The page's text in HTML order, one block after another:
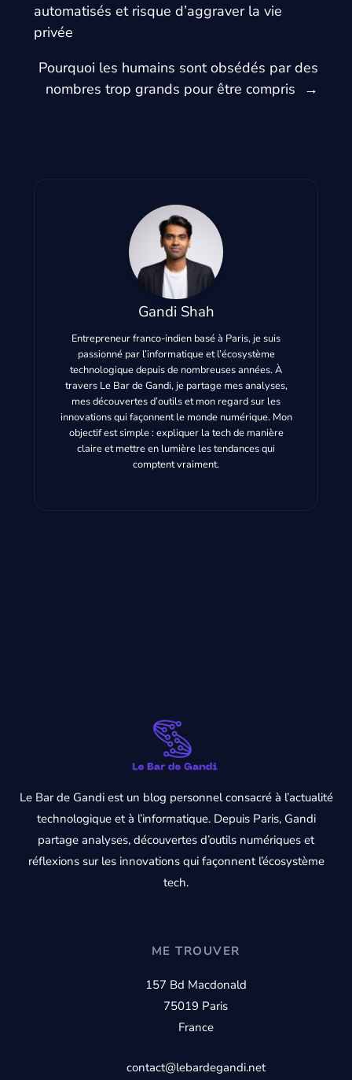
automatisés et risque d’aggraver la vie
privée
Pourquoi les humains sont obsédés par des
nombres trop grands pour être compris
→
Gandi Shah
Entrepreneur franco-indien basé à Paris, je suis
passionné par l’informatique et l’écosystème
technologique depuis de nombreuses années. À
travers Le Bar de Gandi, je partage mes analyses,
mes découvertes d’outils et mon regard sur les
innovations qui façonnent le monde numérique. Mon
objectif est simple : expliquer la tech de manière
claire et mettre en lumière les tendances qui
comptent vraiment.
Le Bar de Gandi est un blog personnel consacré à l’actualité
technologique et à l’informatique. Depuis Paris, Gandi
partage analyses, découvertes d’outils numériques et
réflexions sur les innovations qui façonnent l’écosystème
tech.
ME TROUVER
157 Bd Macdonald
75019 Paris
France
contact@lebardegandi.net